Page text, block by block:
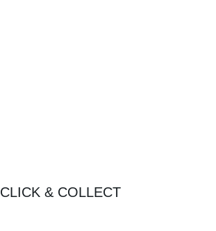
CLICK & COLLECT